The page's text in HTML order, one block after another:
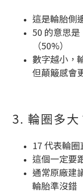
這是輪胎側
50 的意思
（50%）
數字越小，
但顛簸感會
3. 輪圈多大
17 代表輪
這個一定要
通常原廠建
輪胎準沒錯